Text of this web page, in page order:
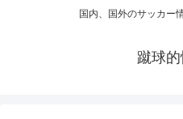
国内、国外のサッカー
蹴球